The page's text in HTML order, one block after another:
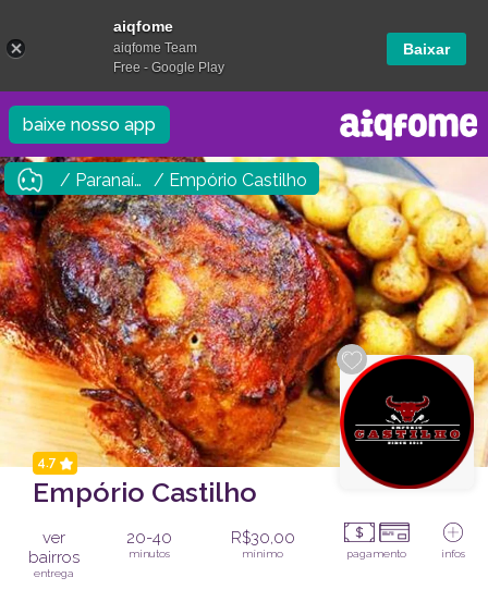
baixe nosso app
/ Paranaíba / Empório Castilho
4.7
Empório Castilho
ver
bairros
entrega
20-40
minutos
R$30,00
mínimo pagamento infos
aiqfome
aiqfome Team
Free - Google Play
Baixar